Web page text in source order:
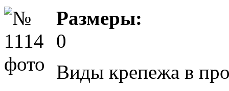
Размеры:
0
Виды крепежа в